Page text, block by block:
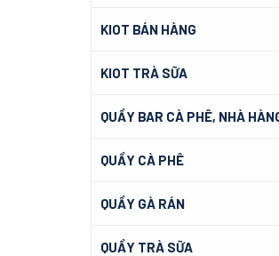
KIOT BÁN HÀNG
KIOT TRÀ SỮA
QUẦY BAR CÀ PHÊ, NHÀ
QUẦY CÀ PHÊ
QUẦY GÀ RÁN
QUẦY TRÀ SỮA